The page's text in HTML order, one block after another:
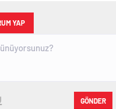
YAP
GÖNDER